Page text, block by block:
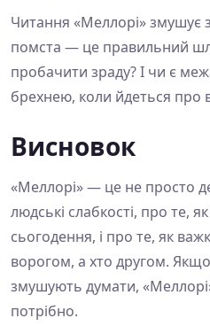
Читання «Меллорі» змушує
помста — це правильний
пробачити зраду? І чи є
брехнею, коли йдеться про
Висновок
«Меллорі» — це не просто
людські слабкості, про те,
сьогодення, і про те, як
ворогом, а хто другом.
змушують думати,
потрібно.